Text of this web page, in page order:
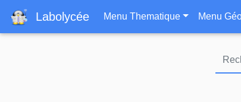
Labolycée Navigation
Menu Thematique Menu